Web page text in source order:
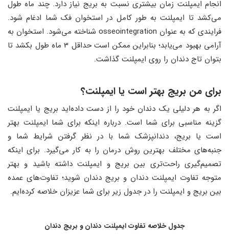
انجام ایمپلنت زمان بیشتری نسبت به بریج نیاز دارد. چند ماه طول
می‌کشد تا ایمپلنت به طور کامل در استخوان فک شما ادغام شود.
فرایندی که به عنوان osseointegration شناخته می‌شود. استخوان به
آرامی بهبود می‌یابد؛ بنابراین ممکن است حداقل 3 ماه طول بکشد تا
بتوان تاج دندان را روی ایمپلنت گذاشت.
برای من بریج بهتر است یا ایمپلنت؟
اگر به هر دلیلی یک دندان خود را از دست داده‌اید بریج یا ایمپلنت
گزینه مناسبی برای شما است. درباره اینکه برای شما ایمپلنت بهتر
است یا بریج، دندانپزشک شما با در نظر گرفتن شرایط شما و
جنبه‌های مختلف بهترین روش درمان را به کار می‌گیرد. برای اینکه
تصمیم‌گیری راحت‌تری بین بریج و ایمپلنت داشته باشید و بهتر
متوجه تفاوت ایمپلنت دندان و بریج دندان شوید؛ تفاوت‌های عمده
بین بریج و ایمپلنت را در جدول زیر برای شما عزیزان خلاصه کرده‌ایم.
جدول خلاصه تفاوت ایمپلنت دندان و بریج دندان